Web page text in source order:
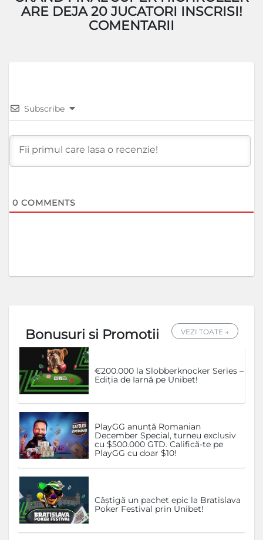
ARE DEJA 20 JUCATORI INSCRISI!
COMENTARII
Subscribe
0 COMMENTS
Bonusuri si Promotii VEZI TOATE →
€200.000 la Slobberknocker Series –
Ediția de Iarnă pe Unibet!
PlayGG anunță Romanian
December Special, turneu exclusiv
cu $500.000 GTD. Califică-te pe
PlayGG cu doar $10!
Câștigă un pachet epic la Bratislava
Poker Festival prin Unibet!